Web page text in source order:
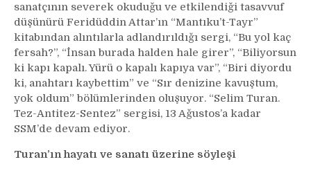
sanatçının severek okuduğu ve etkilendiği tasavvuf
düşünürü Feridüddin Attar’ın “Mantıku’t-Tayr”
kitabından alıntılarla adlandırıldığı sergi, “Bu yol kaç
fersah?”, “İnsan burada halden hale girer”, “Biliyorsun
ki kapı kapalı. Yürü o kapalı kapıya var”, “Biri diyordu
ki, anahtarı kaybettim” ve “Sır denizine kavuştum,
yok oldum” bölümlerinden oluşuyor. “Selim Turan.
Tez-Antitez-Sentez” sergisi, 13 Ağustos’a kadar
SSM’de devam ediyor.
Turan’ın hayatı ve sanatı üzerine söyleşi